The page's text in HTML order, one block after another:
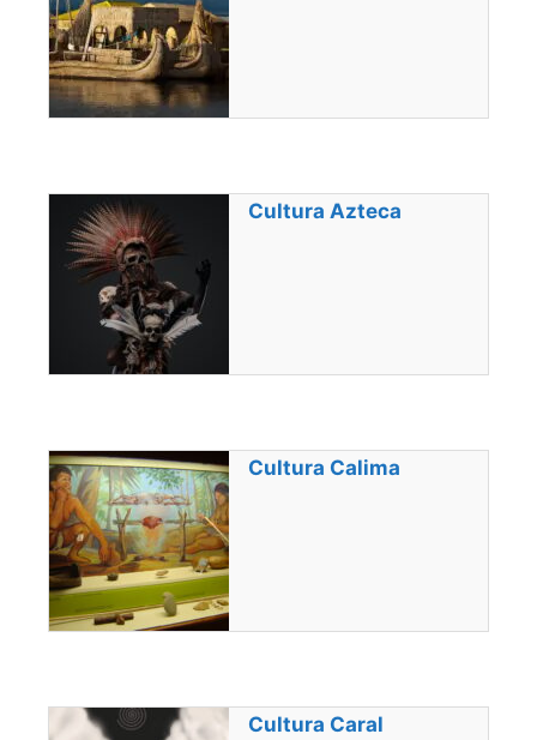
Cultura Azteca
Cultura Calima
Cultura Caral